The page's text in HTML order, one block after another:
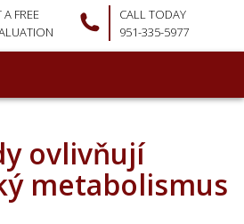
FREE
CALL TODAY
951-335-5977
ovlivňují
metabolismus